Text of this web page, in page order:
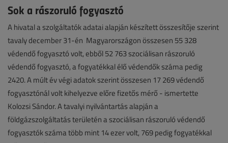
Sok a rászoruló fogyasztó
A hivatal a szolgáltatók adatai alapján készített összesítője szerint
tavaly december 31-én Magyarországon összesen 55 328
védendő fogyasztó volt, ebből 52 763 szociálisan rászoruló
védendő fogyasztó, a fogyatékkal élő védendők száma pedig
2420. A múlt év végi adatok szerint összesen 17 269 védendő
fogyasztónál volt kihelyezve előre fizetős mérő - ismertette
Kolozsi Sándor. A tavalyi nyilvántartás alapján a
földgázszolgáltatás területén a szociálisan rászoruló védendő
fogyasztók száma több mint 14 ezer volt, 769 pedig fogyatékkal